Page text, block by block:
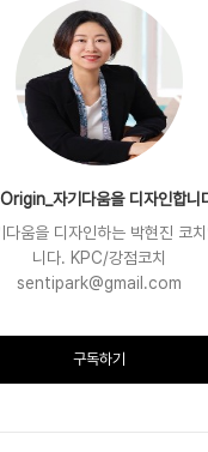
자기다움을 디자인합니
다움을 디자인하는 박현진 코
니다. KPC/강점코치
sentipark@gmail.com
구독하기